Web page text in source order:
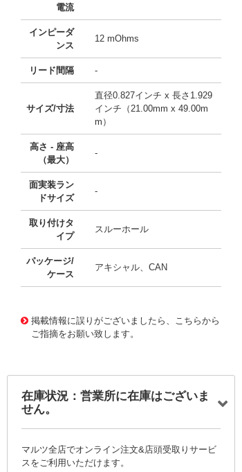
電流
インピーダ
ンス
12 mOhms
リード間隔 -
サイズ/寸法
直径0.827インチ x 長さ1.929
インチ（21.00mm x 49.00m
m）
高さ - 座高
（最大）
-
面実装ラン
ドサイズ
-
取り付けタ
イプ
スルーホール
パッケージ/
ケース
アキシャル、CAN
掲載情報に誤りがございましたら、こちらから
ご指摘をお願い致します。
在庫状況：営業所に在庫はございま
せん。
マルツ全店でオンライン注文&店頭受取りサービ
スをご利用いただけます。